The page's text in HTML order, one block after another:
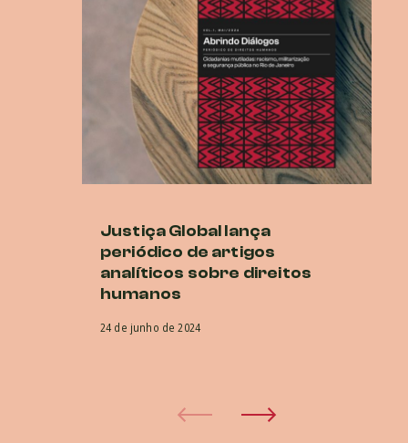
Justiça Global lança
periódico de artigos
analíticos sobre direitos
humanos
24 de junho de 2024